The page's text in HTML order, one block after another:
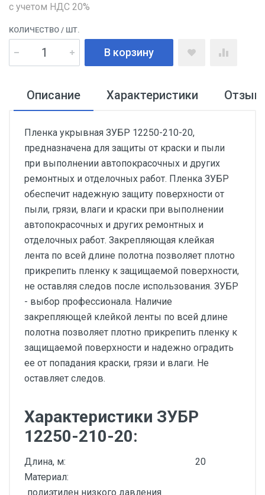
с учетом НДС 20%
КОЛИЧЕСТВО / ШТ.
В корзину
Описание Характеристики
Пленка укрывная ЗУБР 12250-210-20,
предназначена для защиты от краски и пыли
при выполнении автопокрасочных и других
ремонтных и отделочных работ. Пленка ЗУБР
обеспечит надежную защиту поверхности от
пыли, грязи, влаги и краски при выполнении
автопокрасочных и других ремонтных и
отделочных работ. Закрепляющая клейкая
лента по всей длине полотна позволяет плотно
прикрепить пленку к защищаемой поверхности,
не оставляя следов после использования. ЗУБР
- выбор профессионала. Наличие
закрепляющей клейкой ленты по всей длине
полотна позволяет плотно прикрепить пленку к
защищаемой поверхности и надежно оградить
ее от попадания краски, грязи и влаги. Не
оставляет следов.
Характеристики ЗУБР
12250-210-20:
Длина, м:
20
Материал:
полиэтилен низкого давления